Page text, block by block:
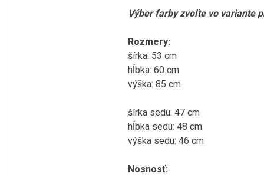
Výber farby zvoľte vo variante
Rozmery:
šírka: 53 cm
hĺbka: 60 cm
výška: 85 cm
šírka sedu: 47 cm
hĺbka sedu: 48 cm
výška sedu: 46 cm
Nosnosť: